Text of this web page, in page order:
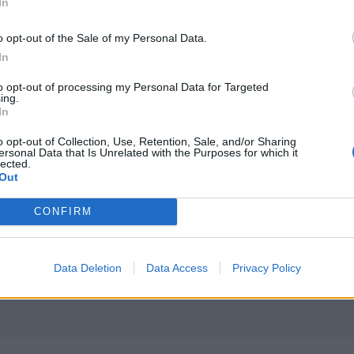
opt-out of the Sale of my Personal Data.
opt-out of processing my Personal Data for Targeted
opt-out of Collection, Use, Retention, Sale, and/or Sharing
Data that Is Unrelated with the Purposes for which it
CONFIRM
Data Deletion Data Access Privacy Policy
του Δούναβη για να παρατείνουν την λειτουργία του
εκτροπή των υδάτων του Δούναβη για να παρατείνουν
Μόναχο: Ισόβια σε 25χρονο Αφγανό που σκότωσε δύο
Μόναχο: Ισόβια σε 25χρονο
ρίχνοντας το αυτοκίνητό του σε
στην ΟυκρανίαΠέθανε ο εμβληματικός Ιταλός
Πέθανε ο εμβληματικός Ιταλός
Γκουτσίνι